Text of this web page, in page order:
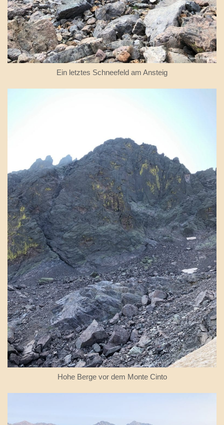
Ein letztes Schneefeld am Ansteig
Hohe Berge vor dem Monte Cinto